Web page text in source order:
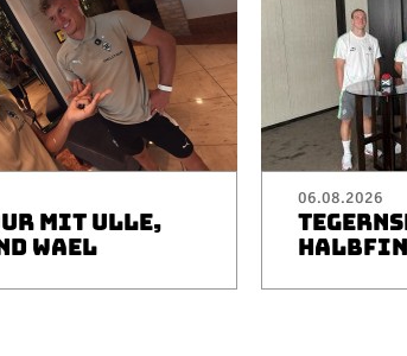
MIT ULLE,
WAEL
06.08.2026